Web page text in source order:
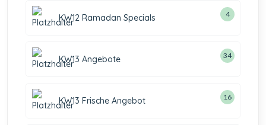
KW12 Ramadan Specials 4
KW13 Angebote 34
KW13 Frische Angebot 16